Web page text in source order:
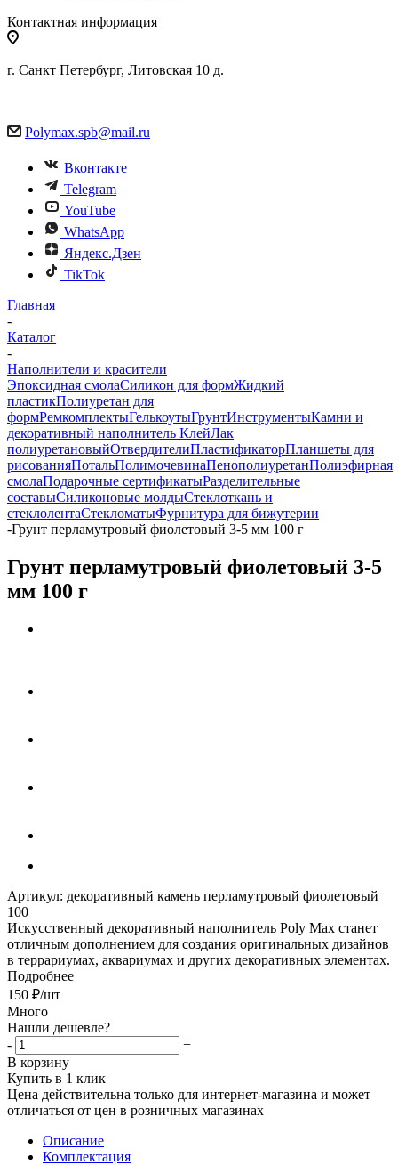
Контактная информация
г. Санкт Петербург, Литовская 10 д.
Polymax.spb@mail.ru
Вконтакте
Telegram
YouTube
WhatsApp
Яндекс.Дзен
TikTok
Главная
-
Каталог
-
Наполнители и красители
Эпоксидная смолаСиликон для формЖидкий
пластикПолиуретан для
формРемкомплектыГелькоутыГрунтИнструментыКамни и
декоративный наполнитель КлейЛак
полиуретановыйОтвердителиПластификаторПланшеты для
рисованияПотальПолимочевинаПенополиуретанПолиэфирная
смолаПодарочные сертификатыРазделительные
составыСиликоновые молдыСтеклоткань и
стеклолентаСтекломатыФурнитура для бижутерии
-Грунт перламутровый фиолетовый 3-5 мм 100 г
Грунт перламутровый фиолетовый 3-5
мм 100 г
Артикул: декоративный камень перламутровый фиолетовый
100
Искусственный декоративный наполнитель Poly Max станет
отличным дополнением для создания оригинальных дизайнов
в террариумах, аквариумах и других декоративных элементах.
Подробнее
150 ₽/шт
Много
Нашли дешевле?
-
+
В корзину
Купить в 1 клик
Цена действительна только для интернет-магазина и может
отличаться от цен в розничных магазинах
Описание
Комплектация